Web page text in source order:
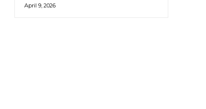
April 9, 2026